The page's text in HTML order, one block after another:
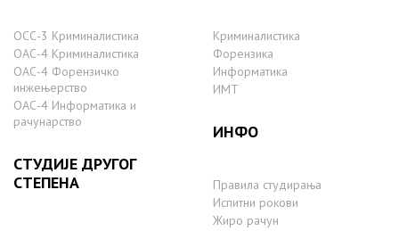
ОСС-3 Криминалистика
ОАС-4 Криминалистика
ОАС-4 Форензичко
инжењерство
ОАС-4 Информатика и
рачунарство
СТУДИЈЕ ДРУГОГ
СТЕПЕНА
Криминалистика
Форензика
Информатика
ИМТ
ИНФО
Правила студирања
Испитни рокови
Жиро рачун